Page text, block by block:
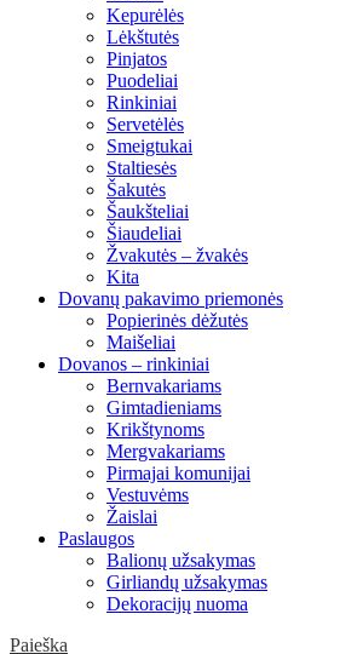
Kepurėlės
Lėkštutės
Pinjatos
Puodeliai
Rinkiniai
Servetėlės
Smeigtukai
Staltiesės
Šakutės
Šaukšteliai
Šiaudeliai
Žvakutės – žvakės
Kita
Dovanų pakavimo priemonės
Popierinės dėžutės
Maišeliai
Dovanos – rinkiniai
Bernvakariams
Gimtadieniams
Krikštynoms
Mergvakariams
Pirmajai komunijai
Vestuvėms
Žaislai
Paslaugos
Balionų užsakymas
Girliandų užsakymas
Dekoracijų nuoma
Paieška